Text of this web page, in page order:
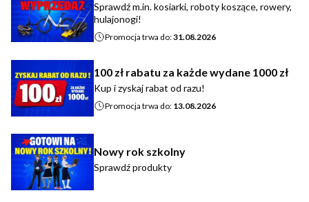
Sprawdź m.in. kosiarki, roboty koszące, rowery,
hulajonogi!
Promocja trwa do:31.08.2026
100 zł rabatu za każde wydane 1000 zł
Kup i zyskaj rabat od razu!
Promocja trwa do: 13.08.2026
Nowy rok szkolny
Sprawdź produkty